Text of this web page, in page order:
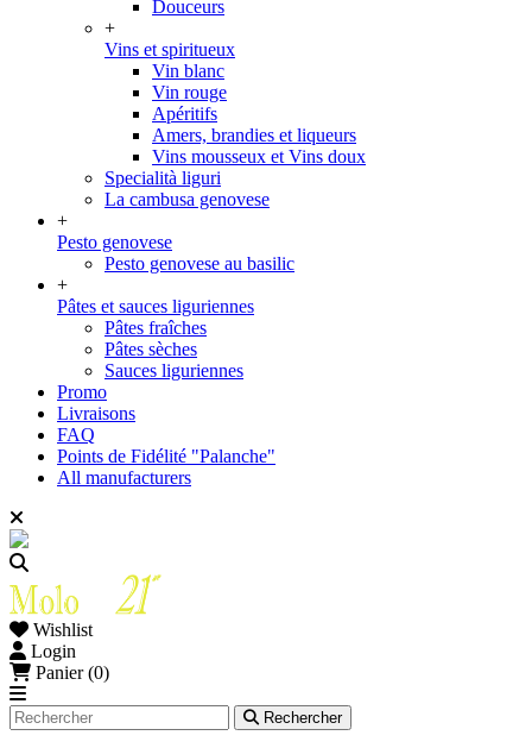
Douceurs
+
Vins et spiritueux
Vin blanc
Vin rouge
Apéritifs
Amers, brandies et liqueurs
Vins mousseux et Vins doux
Specialità liguri
La cambusa genovese
+
Pesto genovese
Pesto genovese au basilic
+
Pâtes et sauces liguriennes
Pâtes fraîches
Pâtes sèches
Sauces liguriennes
Promo
Livraisons
FAQ
Points de Fidélité "Palanche"
All manufacturers
Wishlist
Login
Panier (0)
Rechercher